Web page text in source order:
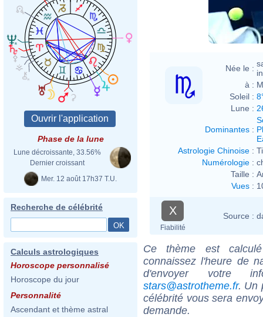
Phase de la lune
Lune décroissante, 33.56%
Dernier croissant
Mer. 12 août 17h37 T.U.
Recherche de célébrité
Calculs astrologiques
Horoscope personnalisé
Horoscope du jour
Personnalité
Ascendant et thème astral
Née le :
à :
Soleil :
Lune :
Dominantes :
Astrologie Chinoise :
Numérologie :
Taille :
Vues :
X
Fiabilité
Source :
Ce thème est
connaissez l'heure de
d'envoyer votre
stars@astrotheme.fr. Un
célébrité vous sera
demande.